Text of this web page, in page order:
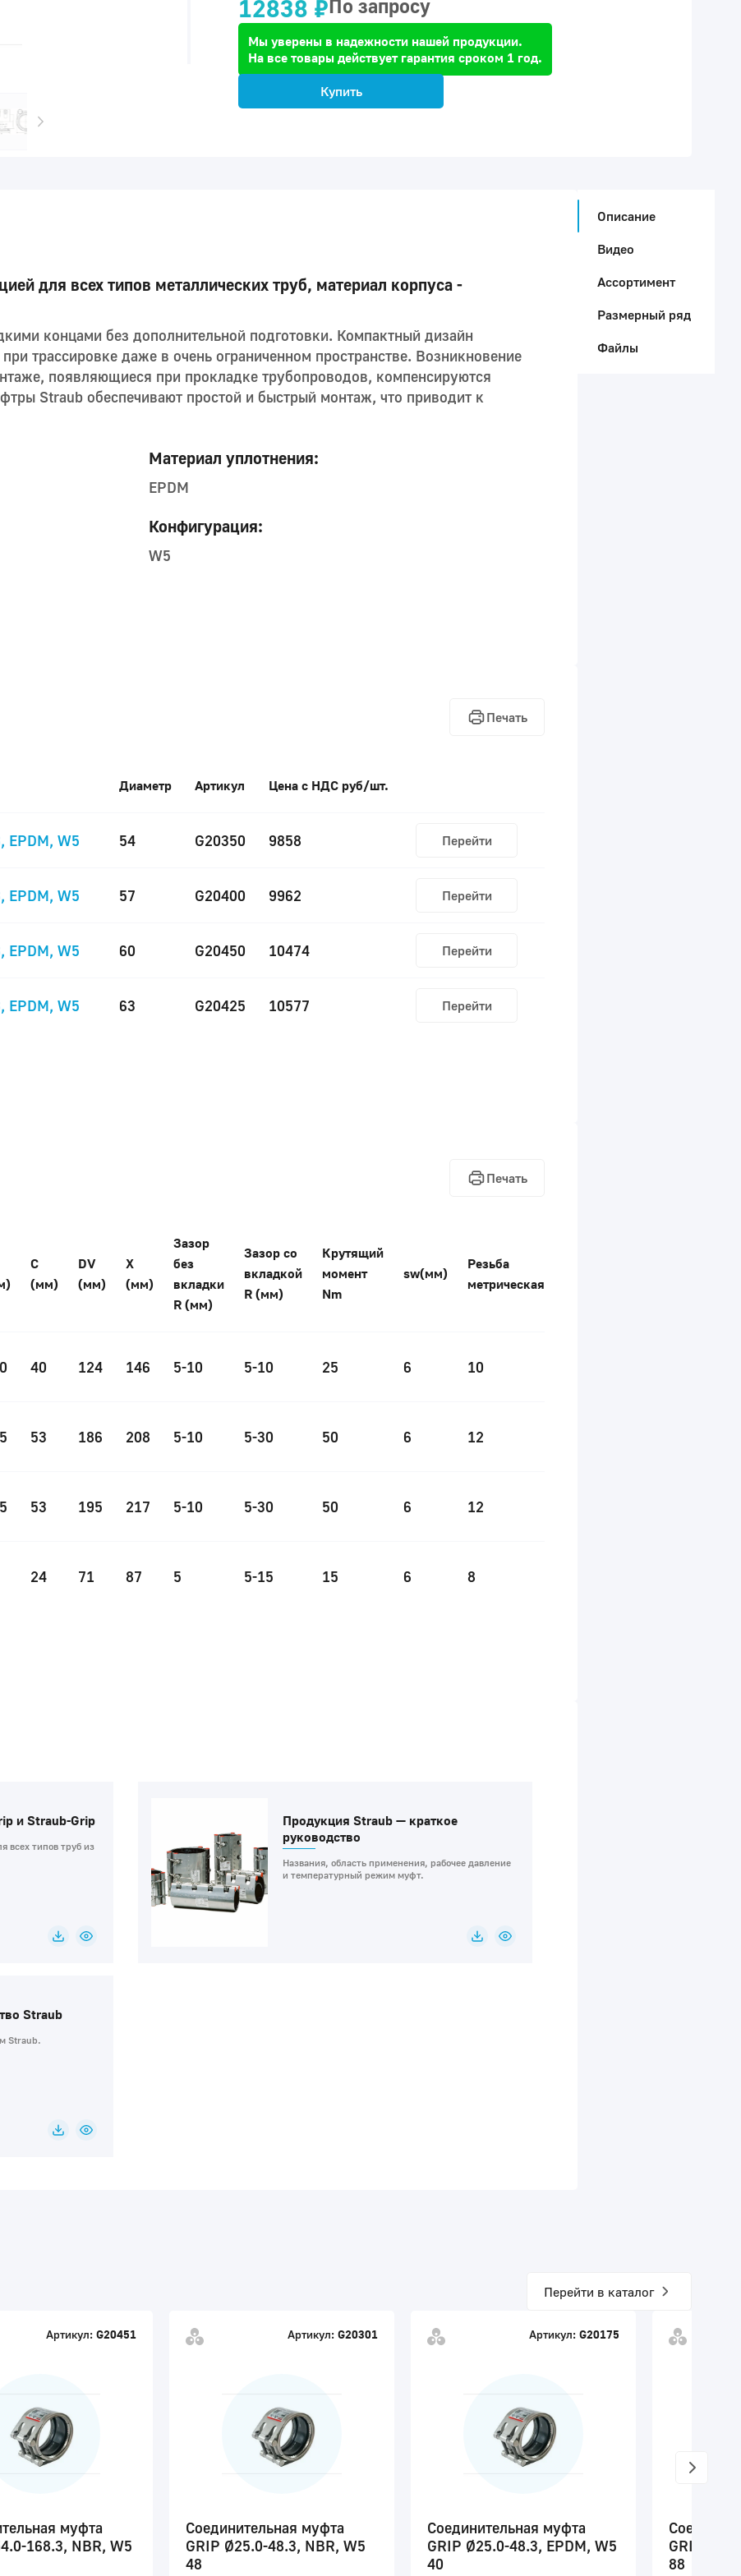
12838 ₽По запросу
Мы уверены в надежности нашей продукции.
На все товары действует гарантия сроком 1 год.
Купить
для всех типов металлических труб, материал корпуса -
концами без дополнительной подготовки. Компактный дизайн
трассировке даже в очень ограниченном пространстве. Возникновение
появляющиеся при прокладке трубопроводов, компенсируются
Straub обеспечивают простой и быстрый монтаж, что приводит к
Материал уплотнения:
EPDM
Конфигурация:
W5
Печать
Диаметр Артикул Цена с НДС руб/шт.
EPDM, W5 54 G20350 9858 Перейти
EPDM, W5 57 G20400 9962 Перейти
EPDM, W5 60 G20450 10474 Перейти
EPDM, W5 63 G20425 10577 Перейти
Печать
С
(мм)
DV
(мм)
Х
(мм)
Зазор
без
вкладки
R (мм)
Зазор со
вкладкой
R (мм)
Крутящий
момент
Nm
sw(мм)
Резьба
метрическая
40 124 146 5-10 5-10 25 6 10
53 186 208 5-10 5-30 50 6 12
53 195 217 5-10 5-30 50 6 12
24 71 87 5 5-15 15 6 8
и Straub-Grip
всех типов труб из
Продукция Straub — краткое
руководство
Названия, область применения, рабочее давление
и температурный режим муфт.
Straub
Straub.
Описание
Видео
Ассортимент
Размерный ряд
Файлы
Перейти в каталог
Артикул: G20451
муфта
168.3, NBR, W5
Артикул: G20301
Соединительная муфта
GRIP Ø25.0-48.3, NBR, W5
48
Артикул: G20175
Соединительная муфта
GRIP Ø25.0-48.3, EPDM, W5
40
GRIP
88